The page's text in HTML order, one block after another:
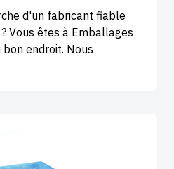
d'un fabricant fiable
Vous êtes à Emballages
endroit. Nous